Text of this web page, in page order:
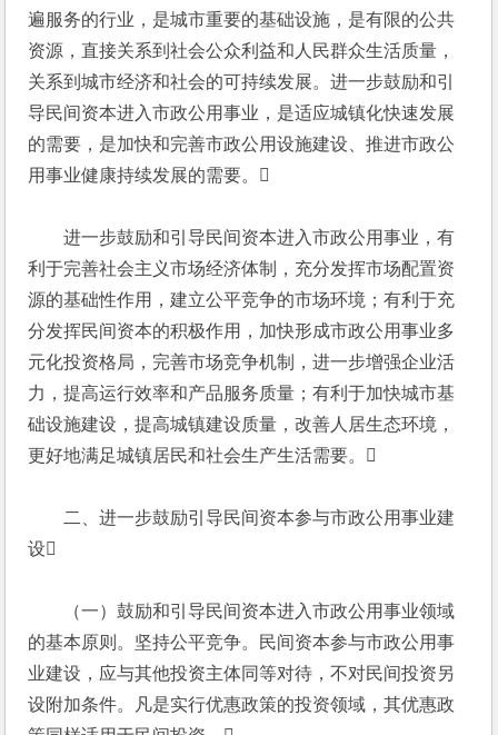
遍服务的行业，是城市重要的基础设施，是有限的公共
资源，直接关系到社会公众利益和人民群众生活质量，
关系到城市经济和社会的可持续发展。进一步鼓励和引
导民间资本进入市政公用事业，是适应城镇化快速发展
的需要，是加快和完善市政公用设施建设、推进市政公
用事业健康持续发展的需要。
进一步鼓励和引导民间资本进入市政公用事业，有
利于完善社会主义市场经济体制，充分发挥市场配置资
源的基础性作用，建立公平竞争的市场环境；有利于充
分发挥民间资本的积极作用，加快形成市政公用事业多
元化投资格局，完善市场竞争机制，进一步增强企业活
力，提高运行效率和产品服务质量；有利于加快城市基
础设施建设，提高城镇建设质量，改善人居生态环境，
更好地满足城镇居民和社会生产生活需要。
二、进一步鼓励引导民间资本参与市政公用事业建
设
（一）鼓励和引导民间资本进入市政公用事业领域
的基本原则。坚持公平竞争。民间资本参与市政公用事
业建设，应与其他投资主体同等对待，不对民间投资另
设附加条件。凡是实行优惠政策的投资领域，其优惠政